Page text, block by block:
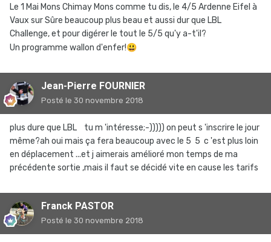
Le 1 Mai Mons Chimay Mons comme tu dis, le 4/5 Ardenne Eifel à
Vaux sur Sûre beaucoup plus beau et aussi dur que LBL
Challenge, et pour digérer le tout le 5/5 qu'y a-t'il?
Un programme wallon d'enfer!😃
Jean-Pierre FOURNIER
Posté le 30 novembre 2018
plus dure que LBL tu m 'intéresse;-))))) on peut s 'inscrire le jour
même?ah oui mais ça fera beaucoup avec le 5 5 c 'est plus loin
en déplacement ...et j aimerais amélioré mon temps de ma
précédente sortie ,mais il faut se décidé vite en cause les tarifs
Franck PASTOR
Posté le 30 novembre 2018